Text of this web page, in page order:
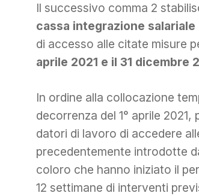
Il successivo comma 2
cassa integrazione salariale
di accesso alle citate misure
aprile 2021 e il 31 dicembre
In ordine alla collocazione
decorrenza del 1° aprile
datori di lavoro di accedere
precedentemente introdotte
coloro che hanno iniziato il
12 settimane di interventi